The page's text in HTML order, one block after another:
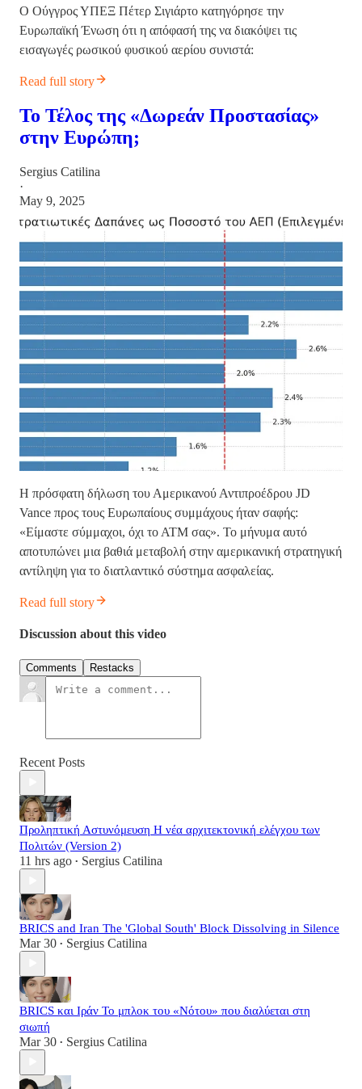
Ο Ούγγρος ΥΠΕΞ Πέτερ Σιγιάρτο κατηγόρησε την
Ευρωπαϊκή Ένωση ότι η απόφασή της να διακόψει τις
εισαγωγές ρωσικού φυσικού αερίου συνιστά:
Read full story
Το Τέλος της «Δωρεάν Προστασίας»
στην Ευρώπη;
Sergius Catilina
·
May 9, 2025
Η πρόσφατη δήλωση του Αμερικανού Αντιπροέδρου JD
Vance προς τους Ευρωπαίους συμμάχους ήταν σαφής:
«Είμαστε σύμμαχοι, όχι το ΑΤΜ σας». Το μήνυμα αυτό
αποτυπώνει μια βαθιά μεταβολή στην αμερικανική στρατηγική
αντίληψη για το διατλαντικό σύστημα ασφαλείας.
Read full story
Discussion about this video
Comments Restacks
Recent Posts
Προληπτική Αστυνόμευση Η νέα αρχιτεκτονική ελέγχου των
Πολιτών (Version 2)
11 hrs ago • Sergius Catilina
BRICS and Iran The 'Global South' Block Dissolving in Silence
Mar 30 • Sergius Catilina
BRICS και Ιράν Το μπλοκ του «Νότου» που διαλύεται στη
σιωπή
Mar 30 • Sergius Catilina